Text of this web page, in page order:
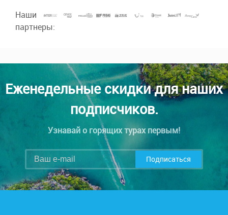
Наши
партнеры:
Еженедельные скидки для наших
подписчиков.
Узнавай о горящих турах первым!
Подписаться